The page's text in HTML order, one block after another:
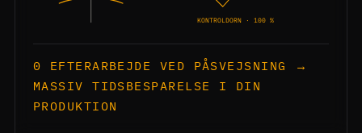
KONTROLDORN · 100 %
0 EFTERARBEJDE VED PÅSVEJSNING →
MASSIV TIDSBESPARELSE I DIN
PRODUKTION